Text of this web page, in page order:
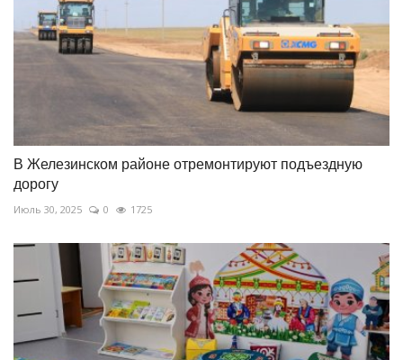
В Железинском районе отремонтируют подъездную
дорогу
Июль 30, 2025 0 1725